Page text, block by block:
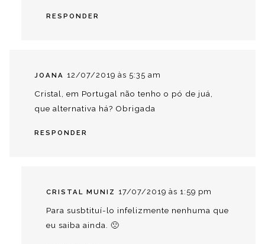
RESPONDER
JOANA 12/07/2019 às 5:35 am
Cristal, em Portugal não tenho o pó de juá,
que alternativa há? Obrigada
RESPONDER
CRISTAL MUNIZ 17/07/2019 às 1:59 pm
Para susbtituí-lo infelizmente nenhuma que
eu saiba ainda. 🙁